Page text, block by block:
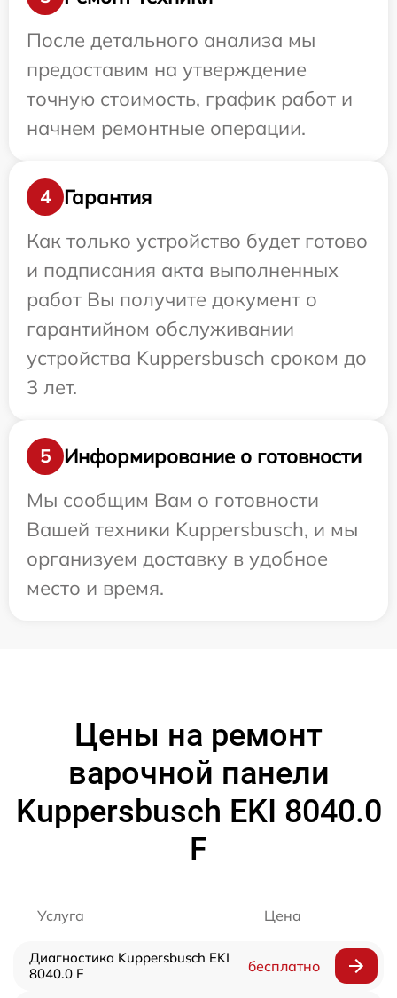
После детального анализа мы
предоставим на утверждение
точную стоимость, график работ и
начнем ремонтные операции.
4
Гарантия
Как только устройство будет готово
и подписания акта выполненных
работ Вы получите документ о
гарантийном обслуживании
устройства Kuppersbusch сроком до
3 лет.
5
Информирование о готовности
Мы сообщим Вам о готовности
Вашей техники Kuppersbusch, и мы
организуем доставку в удобное
место и время.
Цены на ремонт
варочной панели
Kuppersbusch EKI 8040.0
F
Услуга Цена
Диагностика Kuppersbusch EKI
8040.0 F
бесплатно